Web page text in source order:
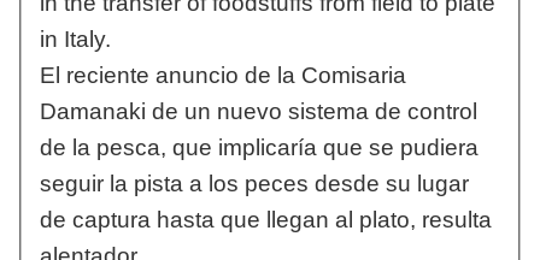
in Italy.
El reciente anuncio de la Comisaria
Damanaki de un nuevo sistema de control
de la pesca, que implicaría que se pudiera
seguir la pista a los peces desde su lugar
de captura hasta que llegan al plato, resulta